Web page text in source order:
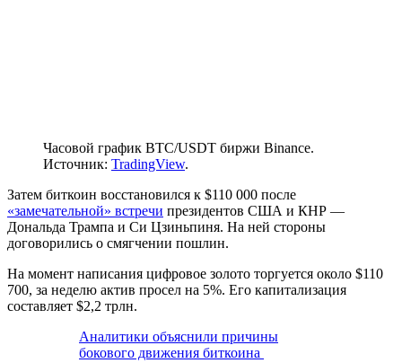
Часовой график BTC/USDT биржи Binance.
Источник: TradingView.
Затем биткоин восстановился к $110 000 после
«замечательной» встречи президентов США и КНР —
Дональда Трампа и Си Цзиньпиня. На ней стороны
договорились о смягчении пошлин.
На момент написания цифровое золото торгуется около $110
700, за неделю актив просел на 5%. Его капитализация
составляет $2,2 трлн.
Аналитики объяснили причины
бокового движения биткоина